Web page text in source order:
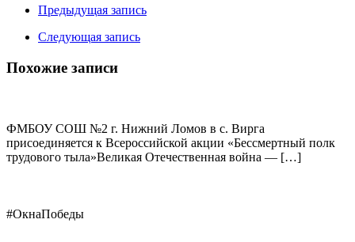
Предыдущая запись
Следующая запись
Похожие записи
ФМБОУ СОШ №2 г. Нижний Ломов в с. Вирга
присоединяется к Всероссийской акции «Бессмертный полк
трудового тыла»Великая Отечественная война — […]
#ОкнаПобеды